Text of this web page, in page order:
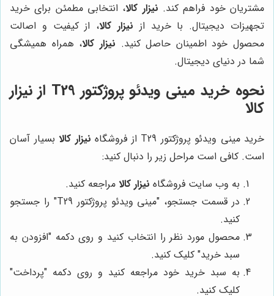
مشتریان خود فراهم کند. نیزار کالا، انتخابی مطمئن برای خرید
تجهیزات دیجیتال. با خرید از نیزار کالا، از کیفیت و اصالت
محصول خود اطمینان حاصل کنید. نیزار کالا، همراه همیشگی
شما در دنیای دیجیتال.
نحوه خرید مینی ویدئو پروژکتور T29 از نیزار
کالا
خرید مینی ویدئو پروژکتور T29 از فروشگاه نیزار کالا بسیار آسان
است. کافی است مراحل زیر را دنبال کنید:
به وب سایت فروشگاه نیزار کالا مراجعه کنید.
در قسمت جستجو، "مینی ویدئو پروژکتور T29" را جستجو
کنید.
محصول مورد نظر را انتخاب کنید و روی دکمه "افزودن به
سبد خرید" کلیک کنید.
به سبد خرید خود مراجعه کنید و روی دکمه "پرداخت"
کلیک کنید.